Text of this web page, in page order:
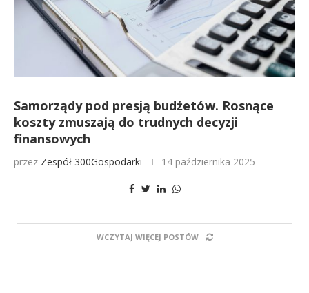
Samorządy pod presją budżetów. Rosnące
koszty zmuszają do trudnych decyzji
finansowych
przez Zespół 300Gospodarki 14 października 2025
WCZYTAJ WIĘCEJ POSTÓW